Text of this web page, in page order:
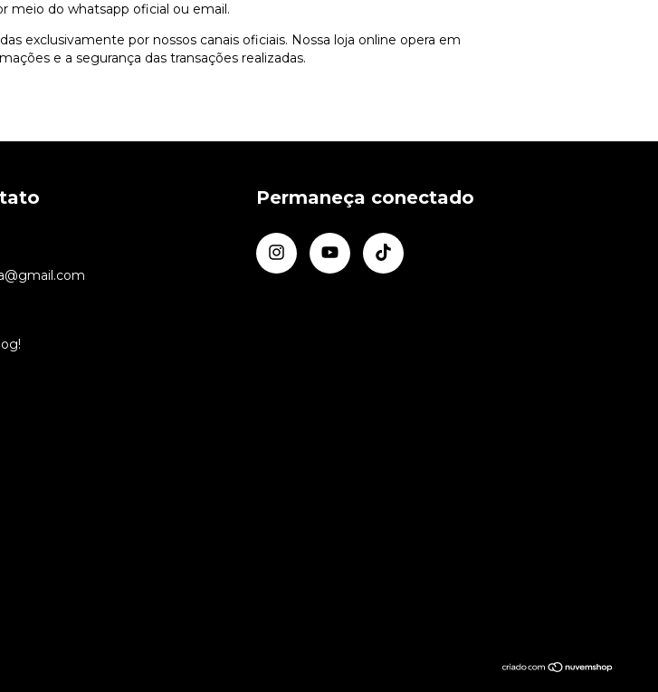
meio do whatsapp oficial ou email.
exclusivamente por nossos canais oficiais. Nossa loja online opera em
e a segurança das transações realizadas.
Permaneça conectado